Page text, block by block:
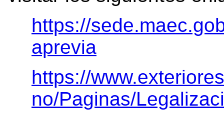
https://
aprevia
https://
no/Paginas/